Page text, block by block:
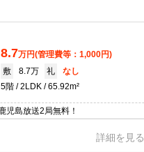
8.7万円(管理費等：1,000円)
敷
8.7万 礼
なし
5階
2LDK 65.92m²
児島放送2局無料！
詳細を見る